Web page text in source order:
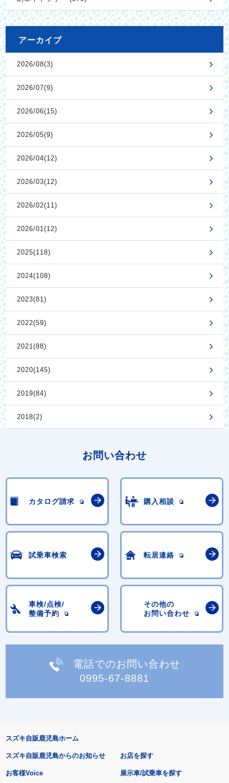
アーカイブ
2026/08(3)
2026/07(9)
2026/06(15)
2026/05(9)
2026/04(12)
2026/03(12)
2026/02(11)
2026/01(12)
2025(118)
2024(108)
2023(81)
2022(59)
2021(88)
2020(145)
2019(84)
2018(2)
お問い合わせ
カタログ請求 購入相談
試乗車検索 転居連絡
車検/点検/
整備予約
その他の
お問い合わせ
電話でのお問い合わせ
0995-67-8881
スズキ自販鹿児島ホーム
スズキ自販鹿児島からのお知らせ
お客様Voice
お店を探す
展示車/試乗車を探す